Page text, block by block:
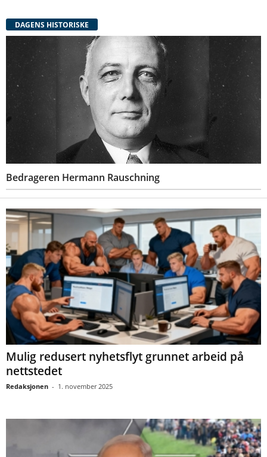
DAGENS HISTORISKE
Bedrageren Hermann Rauschning
Mulig redusert nyhetsflyt grunnet arbeid på
nettstedet
Redaksjonen - 1. november 2025